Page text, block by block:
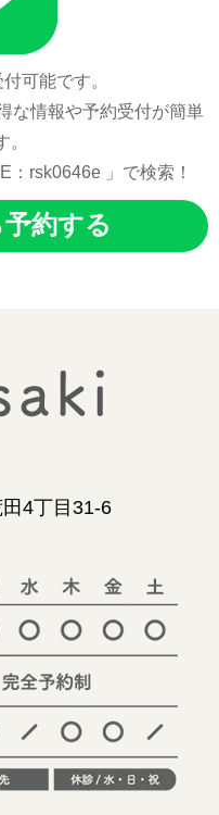
可能です。
な情報や予約受付が簡単
。
：rsk0646e 」で検索！
約する
4丁目31-6